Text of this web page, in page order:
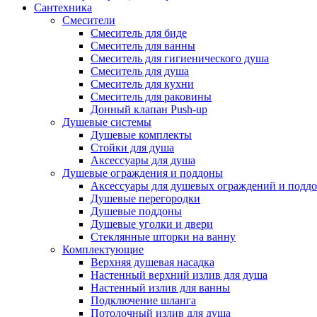
Сантехника
Смесители
Смеситель для биде
Смеситель для ванны
Смеситель для гигиенического душа
Смеситель для душа
Смеситель для кухни
Смеситель для раковины
Донный клапан Push-up
Душевые системы
Душевые комплекты
Стойки для душа
Аксессуары для душа
Душевые ограждения и поддоны
Аксессуары для душевых ограждений и
Душевые перегородки
Душевые поддоны
Душевые уголки и двери
Стеклянные шторки на ванну
Комплектующие
Верхняя душевая насадка
Настенный верхний излив для душа
Настенный излив для ванны
Подключение шланга
Потолочный излив для душа